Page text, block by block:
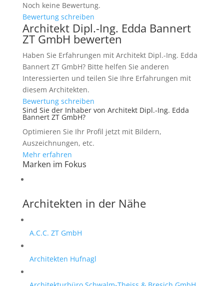
Noch keine Bewertung.
Bewertung schreiben
Architekt Dipl.-Ing. Edda Bannert
ZT GmbH bewerten
Haben Sie Erfahrungen mit Architekt Dipl.-Ing. Edda
Bannert ZT GmbH? Bitte helfen Sie anderen
Interessierten und teilen Sie Ihre Erfahrungen mit
diesem Architekten.
Bewertung schreiben
Sind Sie der Inhaber von Architekt Dipl.-Ing. Edda
Bannert ZT GmbH?
Optimieren Sie Ihr Profil jetzt mit Bildern,
Auszeichnungen, etc.
Mehr erfahren
Marken im Fokus
Architekten in der Nähe
A.C.C. ZT GmbH
Architekten Hufnagl